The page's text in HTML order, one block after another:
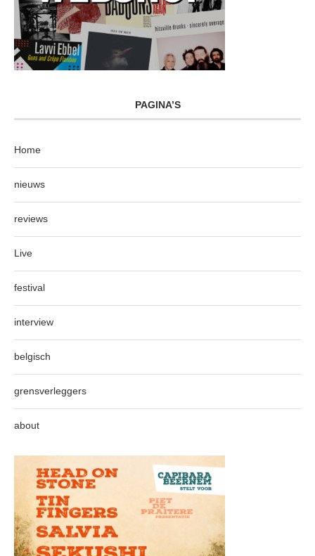
PAGINA’S
Home
nieuws
reviews
Live
festival
interview
belgisch
grensverleggers
about